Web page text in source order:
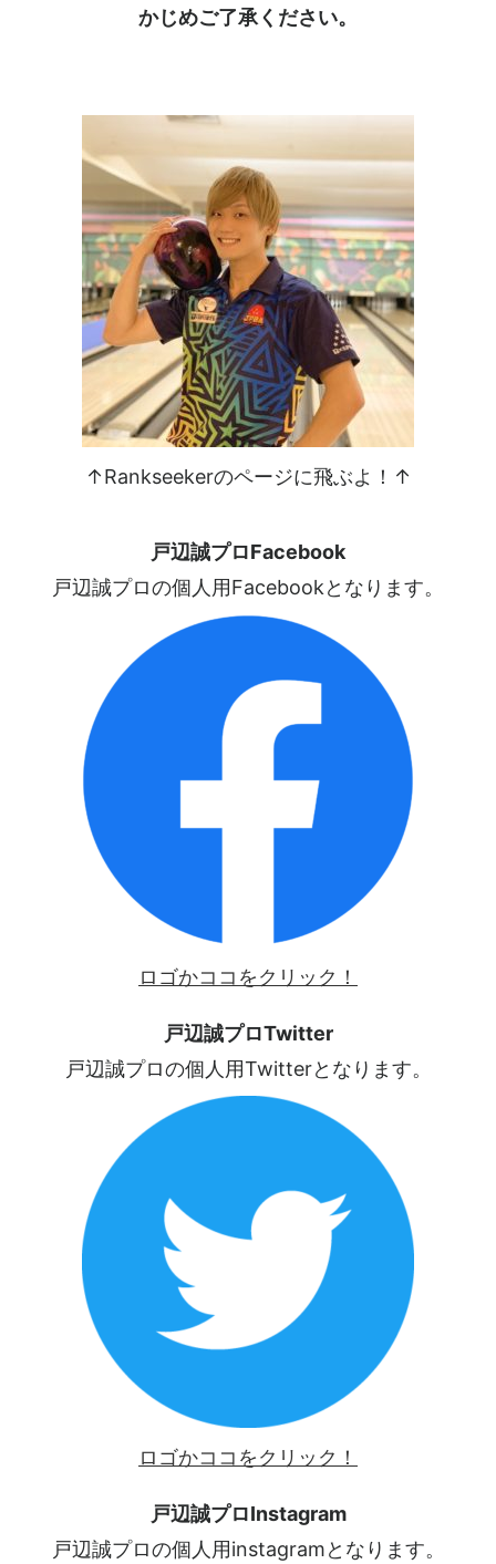
かじめご了承ください。
↑Rankseekerのページに飛ぶよ！↑
戸辺誠プロFacebook
戸辺誠プロの個人用Facebookとなります。
ロゴかココをクリック！
戸辺誠プロTwitter
戸辺誠プロの個人用Twitterとなります。
ロゴかココをクリック！
戸辺誠プロInstagram
戸辺誠プロの個人用instagramとなります。